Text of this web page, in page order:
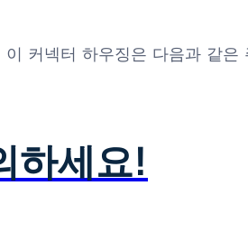
커넥터 하우징은 다음과 같은
하세요!